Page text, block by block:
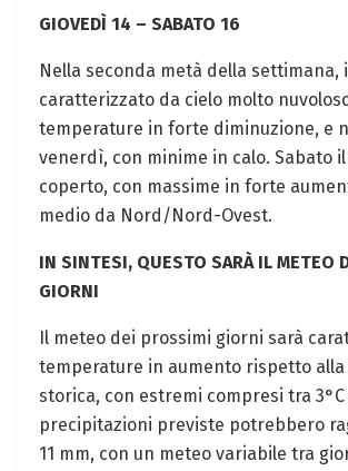
GIOVEDÌ 14 – SABATO 16
Nella seconda metà della settimana,
caratterizzato da cielo molto
temperature in forte diminuzione, e
venerdì, con minime in calo. Sabato
coperto, con massime in forte
medio da Nord/Nord-Ovest.
IN SINTESI, QUESTO SARÀ IL METEO
GIORNI
Il meteo dei prossimi giorni sarà
temperature in aumento rispetto alla
storica, con estremi compresi tra 3°C
precipitazioni previste potrebbero
11 mm, con un meteo variabile tra